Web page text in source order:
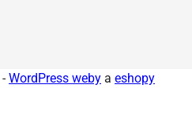
-WordPress weby a eshopy